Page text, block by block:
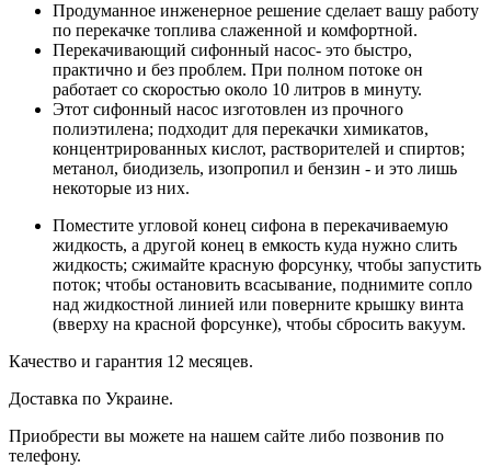
Продуманное инженерное решение сделает вашу работу
по перекачке топлива слаженной и комфортной.
Перекачивающий сифонный насос- это быстро,
практично и без проблем. При полном потоке он
работает со скоростью около 10 литров в минуту.
Этот сифонный насос изготовлен из прочного
полиэтилена; подходит для перекачки химикатов,
концентрированных кислот, растворителей и спиртов;
метанол, биодизель, изопропил и бензин - и это лишь
некоторые из них.
Поместите угловой конец сифона в перекачиваемую
жидкость, а другой конец в емкость куда нужно слить
жидкость; сжимайте красную форсунку, чтобы запустить
поток; чтобы остановить всасывание, поднимите сопло
над жидкостной линией или поверните крышку винта
(вверху на красной форсунке), чтобы сбросить вакуум.
Качество и гарантия 12 месяцев.
Доставка по Украине.
Приобрести вы можете на нашем сайте либо позвонив по
телефону.